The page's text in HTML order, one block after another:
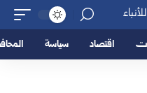
اقتصاد سياسة